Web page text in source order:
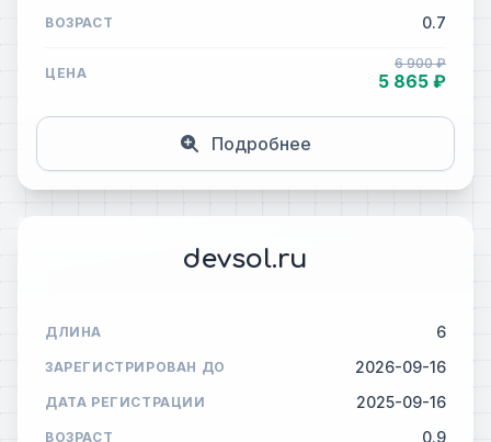
ВОЗРАСТ 0.7
ЦЕНА
6 900 ₽
5 865 ₽
Подробнее
devsol.ru
ДЛИНА 6
ЗАРЕГИСТРИРОВАН ДО 2026-09-16
ДАТА РЕГИСТРАЦИИ 2025-09-16
ВОЗРАСТ 0.9